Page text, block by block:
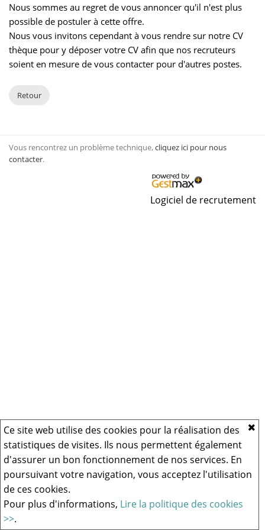
Ce site web utilise des cookies pour la réalisation des
statistiques de visites. Ils nous permettent également
d'assurer un bon fonctionnement de nos services. En
poursuivant votre navigation, vous acceptez l'utilisation
de ces cookies.
Pour plus d'informations, Lire la politique des cookies
>>.
Nous sommes au regret de vous annoncer qu'il n'est plus
possible de postuler à cette offre.
Nous vous invitons cependant à vous rendre sur notre CV
thèque pour y déposer votre CV afin que nos recruteurs
soient en mesure de vous contacter pour d'autres postes.
Retour
Vous rencontrez un problème technique,cliquez ici pour nous
contacter.
Logiciel de recrutement